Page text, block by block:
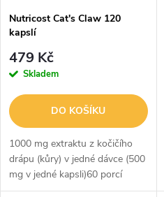
Nutricost Cat's Claw 120
kapslí
479 Kč
Skladem
DO KOŠÍKU
1000 mg extraktu z kočičího
drápu (kůry) v jedné dávce (500
mg v jedné kapsli)60 porcí
bylinného doplňku stravy s